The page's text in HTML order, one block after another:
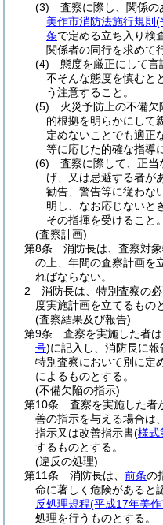
(3)
査察に際し、関係の
美作市消防法施行規則 (
条で定める立ち入り検
関係者の同行を求めて
(4)
態度を厳正にして
不そんな態度を慎むと
う注意すること。
(5)
火災予防上の不備
的根拠を明らかにして
定めないことでも適正
等に応じた的確な指導
(6)
査察に際して、正
げ、又は忌避する者が
勧告、警告等に従わな
明し、なお応じないと
その指揮を受けること。
(査察計画)
第8条
消防長は、査察対
の上、年間の査察計画を
ればならない。
2
消防長は、特別査察の
度実施計画を立てるもの
(査察結果及び報告)
第9条
査察を実施した者
号)に記入し、消防長に報
特別査察において別に定
によるものとする。
(不備欠陥の指示)
第10条
査察を実施した者
善の指示を与える場合は
指示又は改善指示書(様式
するものとする。
(違反の処理)
第11条
消防長は、 前条の
命に著しく危険があると
反処理規程(平成17年美
処理を行うものとする。